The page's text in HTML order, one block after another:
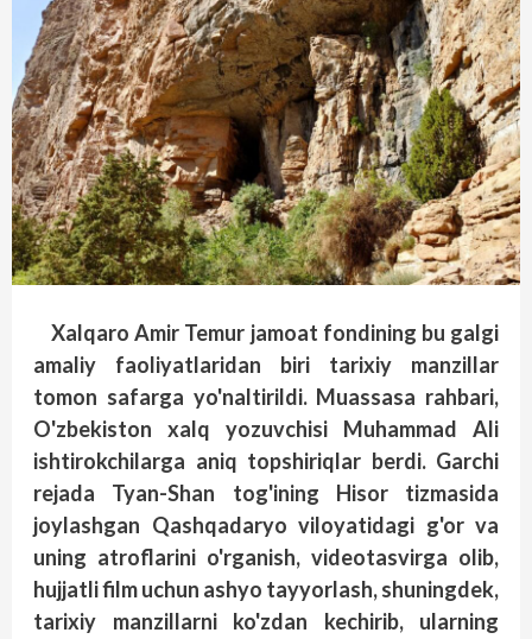
Xalqaro Amir Temur jamoat fondining bu galgi
amaliy faoliyatlaridan biri tarixiy manzillar
tomon safarga yo'naltirildi. Muassasa rahbari,
O'zbekiston xalq yozuvchisi Muhammad Ali
ishtirokchilarga aniq topshiriqlar berdi. Garchi
rejada Tyan-Shan tog'ining Hisor tizmasida
joylashgan Qashqadaryo viloyatidagi g'or va
uning atroflarini o'rganish, videotasvirga olib,
hujjatli film uchun ashyo tayyorlash, shuningdek,
tarixiy manzillarni ko'zdan kechirib, ularning